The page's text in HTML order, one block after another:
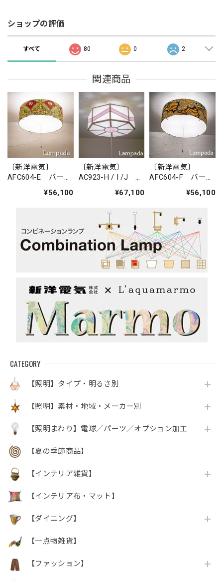
CATEGORY
【照明】タイプ・明るさ別
【照明】素材・地域・メーカー別
【照明まわり】電球／パーツ／オプション加工
【夏の季節商品】
【インテリア雑貨】
【インテリア布・マット】
【ダイニング】
【一点物雑貨】
【ファッション】
ショップの評価
すべて 80 0 2
関連商品
〔新洋電気〕
AFC604-E パーニ
¥56,100
〔新洋電気〕
AC923-H / I /J
ングライト¥67,100
〔新洋電気〕
AFC604-F パーニ
¥56,100